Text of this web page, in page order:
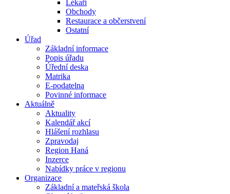
Lékaři
Obchody
Restaurace a občerstvení
Ostatní
Úřad
Základní informace
Popis úřadu
Úřední deska
Matrika
E-podatelna
Povinné informace
Aktuálně
Aktuality
Kalendář akcí
Hlášení rozhlasu
Zpravodaj
Region Haná
Inzerce
Nabídky práce v regionu
Organizace
Základní a mateřská škola